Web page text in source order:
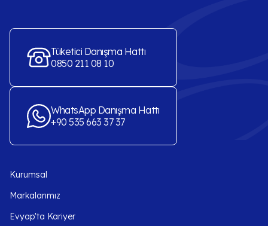
Tüketici Danışma Hattı
0850 211 08 10
WhatsApp Danışma Hattı
+90 535 663 37 37
Kurumsal
Markalarımız
Evyap'ta Kariyer